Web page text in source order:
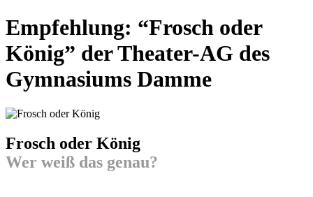
Empfehlung: “Frosch oder
König” der Theater-AG des
Gymnasiums Damme
Frosch oder König
Wer weiß das genau?